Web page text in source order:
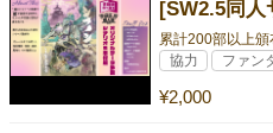
¥2,000
協力 ファン